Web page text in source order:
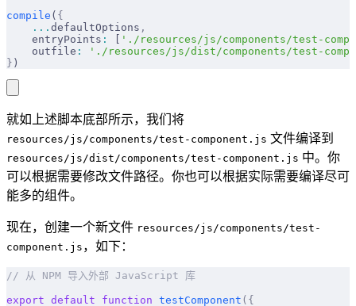
compile ( {
    ...
defaultOptions ,
    entryPoints
:
'./resources/js/components/test-
    outfile
:
'./resources/js/dist/components/test-
} )
就如上述脚本底部所示，我们将
resources/js/components/test-component.js 文件编译到
resources/js/dist/components/test-component.js 中。你
可以根据需要修改文件路径。你也可以根据实际需要编译尽可
能多的组件。
现在，创建一个新文件 resources/js/components/test-
component.js ，如下：
// 从 NPM 导入外部 JavaScript 库
export default function testComponent ({